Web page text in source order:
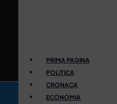
PRIMA PAGINA
POLITICA
CRONACA
ECONOMIA